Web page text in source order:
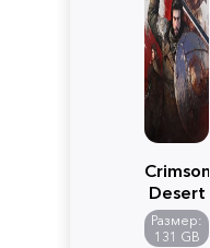
Crimson
Desert
Размер:
131 GB